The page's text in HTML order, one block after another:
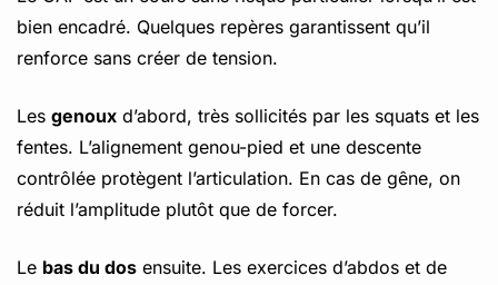
bien encadré. Quelques repères garantissent qu’il
renforce sans créer de tension.
Les genoux d’abord, très sollicités par les squats et les
fentes. L’alignement genou-pied et une descente
contrôlée protègent l’articulation. En cas de gêne, on
réduit l’amplitude plutôt que de forcer.
Le bas du dos ensuite. Les exercices d’abdos et de